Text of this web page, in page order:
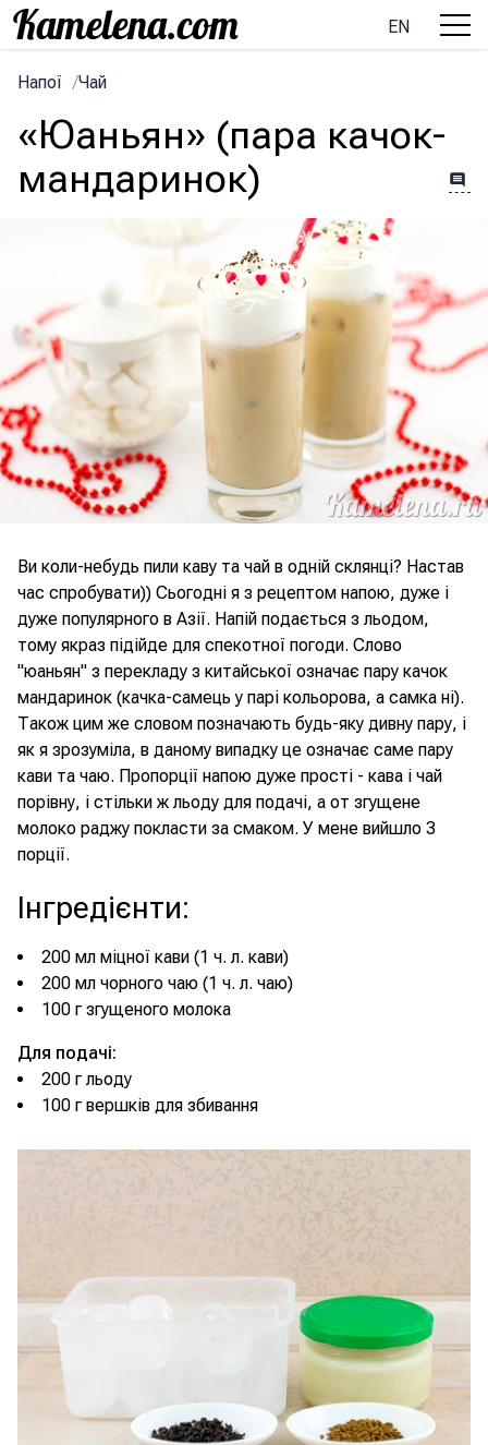
EN
Напої /Чай
«Юаньян» (пара качок-
мандаринок)
Ви коли-небудь пили каву та чай в одній склянці? Настав
час спробувати)) Сьогодні я з рецептом напою, дуже і
дуже популярного в Азії. Напій подається з льодом,
тому якраз підійде для спекотної погоди. Слово
"юаньян" з перекладу з китайської означає пару качок
мандаринок (качка-самець у парі кольорова, а самка ні).
Також цим же словом позначають будь-яку дивну пару, і
як я зрозуміла, в даному випадку це означає саме пару
кави та чаю. Пропорції напою дуже прості - кава і чай
порівну, і стільки ж льоду для подачі, а от згущене
молоко раджу покласти за смаком. У мене вийшло 3
порції.
Інгредієнти:
200 мл міцної кави (1 ч. л. кави)
200 мл чорного чаю (1 ч. л. чаю)
100 г згущеного молока
Для подачі:
200 г льоду
100 г вершків для збивання